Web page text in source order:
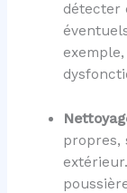
détecter
propres,